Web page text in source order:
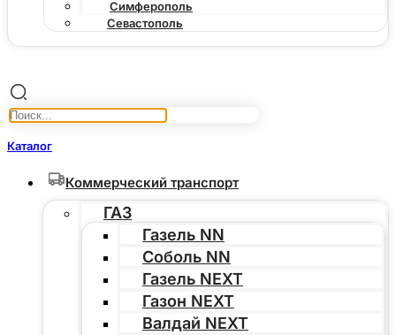
Симферополь
Севастополь
Каталог
Коммерческий транспорт
ГАЗ
Газель NN
Соболь NN
Газель NEXT
Газон NEXT
Валдай NEXT